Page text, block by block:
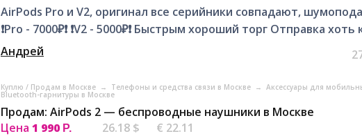
AirPods Pro и V2, оригинал все серийники совпадают,
❗Pro - 7000₽❗ ❗V2 - 5000₽❗ Быстрым хороший торг Отправка хоть
Андрей
Куплю / Продам в Москве → Телефоны и средства связи в Москве → Аксессуары для
Bluetooth-гарнитуры в Москве
Продам: AirPods 2 — беспроводные наушники в Москве
Цена 1 990 Р. 26.18 $
€ 22.11